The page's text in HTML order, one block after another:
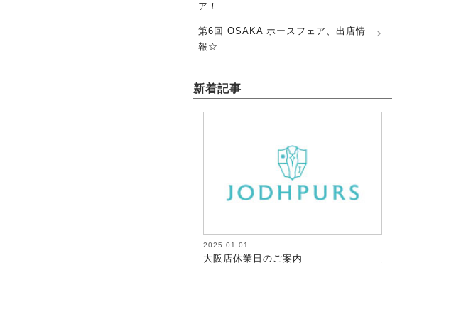
ア！
第6回 OSAKA ホースフェア、出店情
報☆
新着記事
2025.01.01
大阪店休業日のご案内